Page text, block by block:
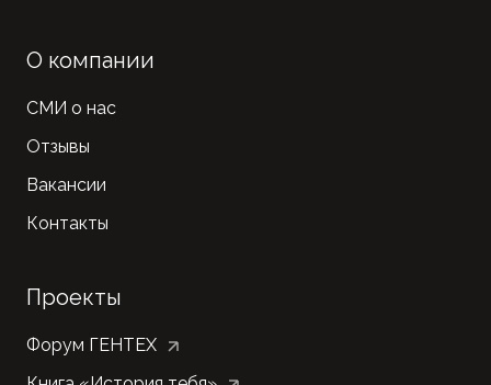
О компании
СМИ о нас
Отзывы
Вакансии
Контакты
Проекты
Форум ГЕНТЕХ